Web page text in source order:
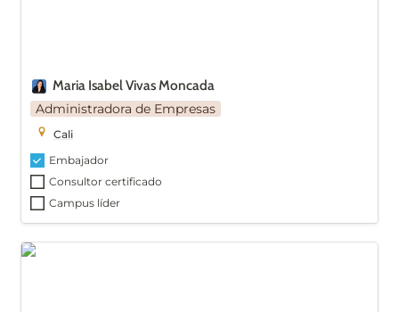
Maria Isabel Vivas Moncada
Administradora de Empresas
Cali
Embajador
Consultor certificado
Campus líder
Mateo Bermúdez